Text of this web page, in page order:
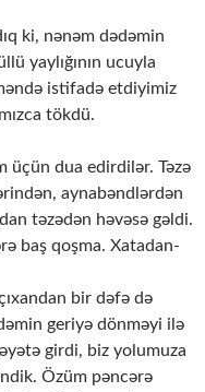
ki, nənəm dədəmin
yaylığının ucuyla
istifadə etdiyimiz
tökdü.
üçün dua edirdilər. Təzə
aynabəndlərdən
təzədən həvəsə gəldi.
baş qoşma. Xatadan-
bir dəfə də
geriyə dönməyi ilə
girdi, biz yolumuza
Özüm pəncərə